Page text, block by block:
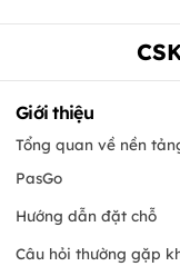
Giới thiệu
Tổng quan về nền
PasGo
Hướng dẫn đặt chỗ
Câu hỏi thường gặp